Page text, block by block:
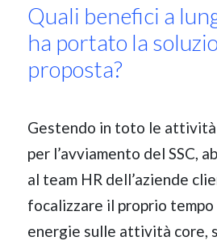
Quali benefici a
ha portato la
proposta?
Gestendo in toto le
per l’avviamento del SSC,
al team HR dell’aziende
focalizzare il proprio
energie sulle attività core,